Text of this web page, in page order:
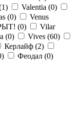
1) Valentia (0)
(0)
Venus
(0)
Vilar
(0) Vives (60)
Керлайф (2)
) Феодал (0)